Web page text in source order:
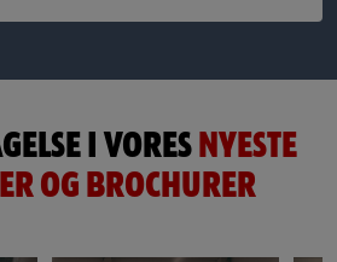
I VORES NYESTE
OG BROCHURER